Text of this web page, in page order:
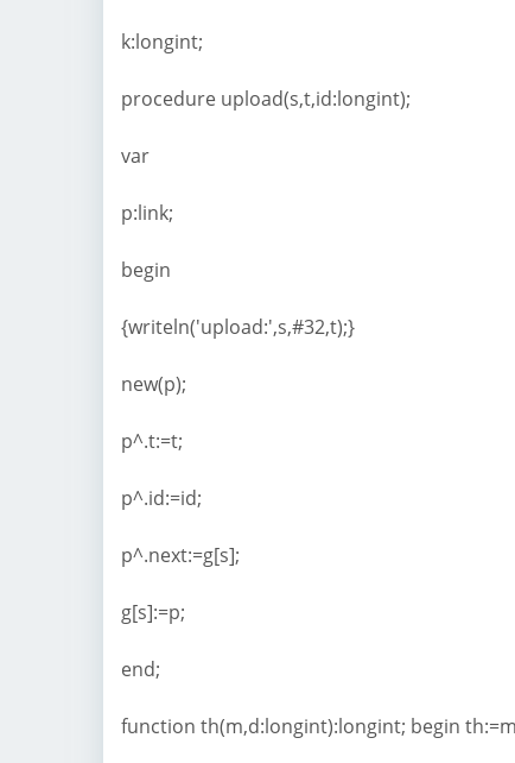
k:longint;
procedure upload(s,t,id:longint);
var
p:link;
begin
{writeln('upload:',s,#32,t);}
new(p);
p^.t:=t;
p^.id:=id;
p^.next:=g[s];
g[s]:=p;
end;
function th(m,d:longint):longint; begin